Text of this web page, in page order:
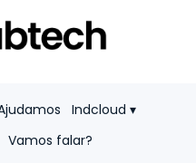
Indcloud ▾
Vamos falar?